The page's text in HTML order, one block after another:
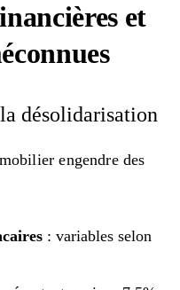
et
désolidarisation
engendre des
: variables selon